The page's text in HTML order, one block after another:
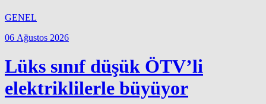
GENEL
06 Ağustos 2026
Lüks sınıf düşük ÖTV’li
elektriklilerle büyüyor